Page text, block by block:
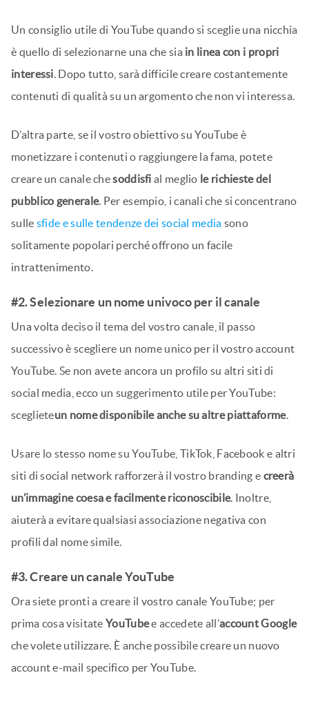
Un consiglio utile di YouTube quando si sceglie una nicchia
è quello di selezionarne una che sia in linea con i propri
interessi . Dopo tutto, sarà difficile creare costantemente
contenuti di qualità su un argomento che non vi interessa.
D’altra parte, se il vostro obiettivo su YouTube è
monetizzare i contenuti o raggiungere la fama, potete
creare un canale chesoddisfi al meglio le richieste del
pubblico generale. Per esempio, i canali che si concentrano
sulle sfide e sulle tendenze dei social media sono
solitamente popolari perché offrono un facile
intrattenimento.
#2. Selezionare un nome univoco per il canale
Una volta deciso il tema del vostro canale, il passo
successivo è scegliere un nome unico per il vostro account
YouTube. Se non avete ancora un profilo su altri siti di
social media, ecco un suggerimento utile per YouTube:
sceglieteun nome disponibile anche su altre piattaforme.
Usare lo stesso nome su YouTube, TikTok, Facebook e altri
siti di social network rafforzerà il vostro branding e creerà
un’immagine coesa e facilmente riconoscibile. Inoltre,
aiuterà a evitare qualsiasi associazione negativa con
profili dal nome simile.
#3. Creare un canale YouTube
Ora siete pronti a creare il vostro canale YouTube; per
prima cosa visitateYouTubee accedete all’account Google
che volete utilizzare. È anche possibile creare un nuovo
account e-mail specifico per YouTube.